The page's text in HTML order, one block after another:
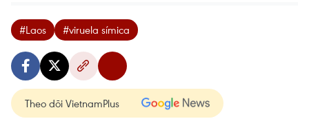
#Laos #viruela símica
Theo dõi VietnamPlus